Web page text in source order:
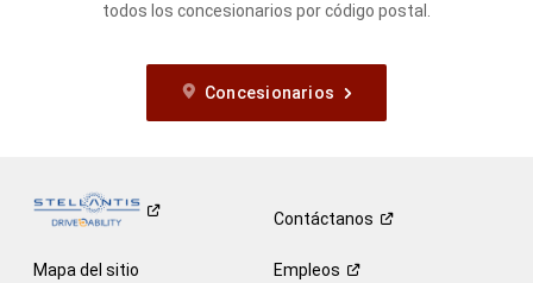
todos los concesionarios por código postal.
Concesionarios
Contáctanos
Mapa del sitio Empleos